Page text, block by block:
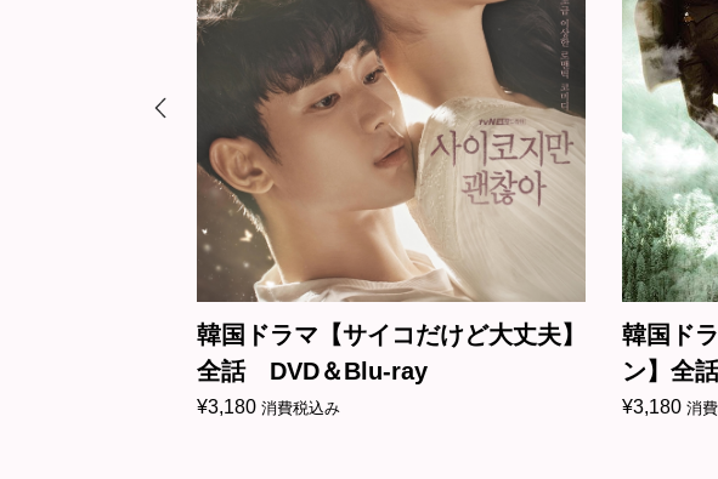
【サイコだけど大丈夫】
韓国ドラマ【シークレット・ガーデ
ン】全話 DVD＆Blu-ray
¥3,180